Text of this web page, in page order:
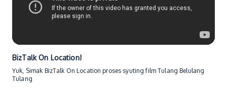
BizTalk On Location!
Yuk, Simak BizTalk On Location proses syuting film Tulang Belulang
Tulang